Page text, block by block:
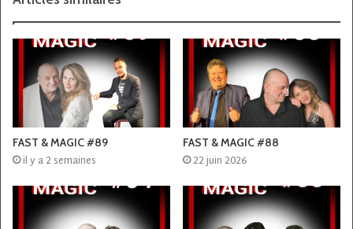
FAST & MAGIC #89
il y a 2 semaines
FAST & MAGIC #88
22 juin 2026